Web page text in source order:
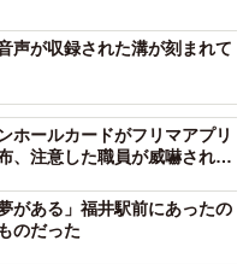
声が収録された溝が刻まれて
ホールカードがフリマアプリ
、注意した職員が威嚇される
がある」福井駅前にあったの
のだった